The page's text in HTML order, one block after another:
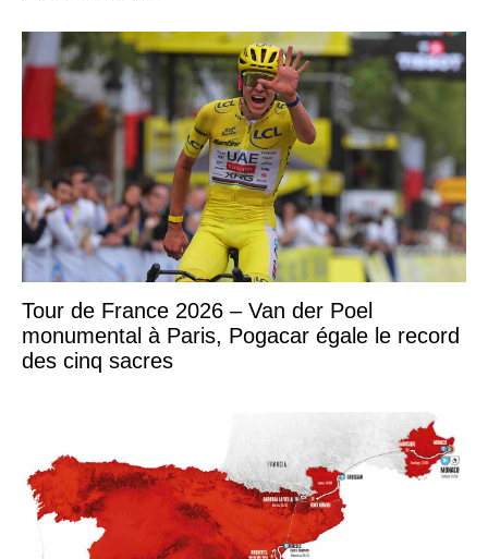
Tour de France 2026 – Van der Poel
monumental à Paris, Pogacar égale le record
des cinq sacres